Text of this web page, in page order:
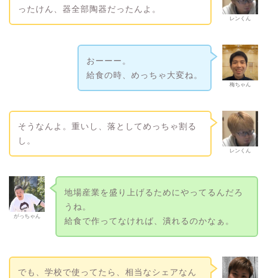
レンくん
ったけん、器全部陶器だったんよ。
梅ちゃん
おーーー。
給食の時、めっちゃ大変ね。
レンくん
そうなんよ。重いし、落としてめっちゃ割る
し。
がっちゃん
地場産業を盛り上げるためにやってるんだろ
うね。
給食で作ってなければ、潰れるのかなぁ。
でも、学校で使ってたら、相当なシェアなん